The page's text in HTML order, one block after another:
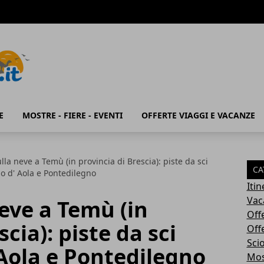
MOSTRE - FIERE - EVENTI OFFERTE VIAGGI E VACANZE
neve a Temù (in provincia di Brescia): piste da sci
d' Aola e Pontedilegno
a Temù (in
piste da sci
e Pontedilegno